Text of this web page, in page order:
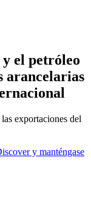
el petróleo
arancelarias
exportaciones del
y manténgase